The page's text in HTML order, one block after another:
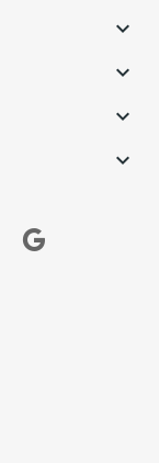



